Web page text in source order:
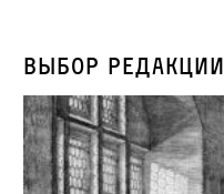
Выбор редакции